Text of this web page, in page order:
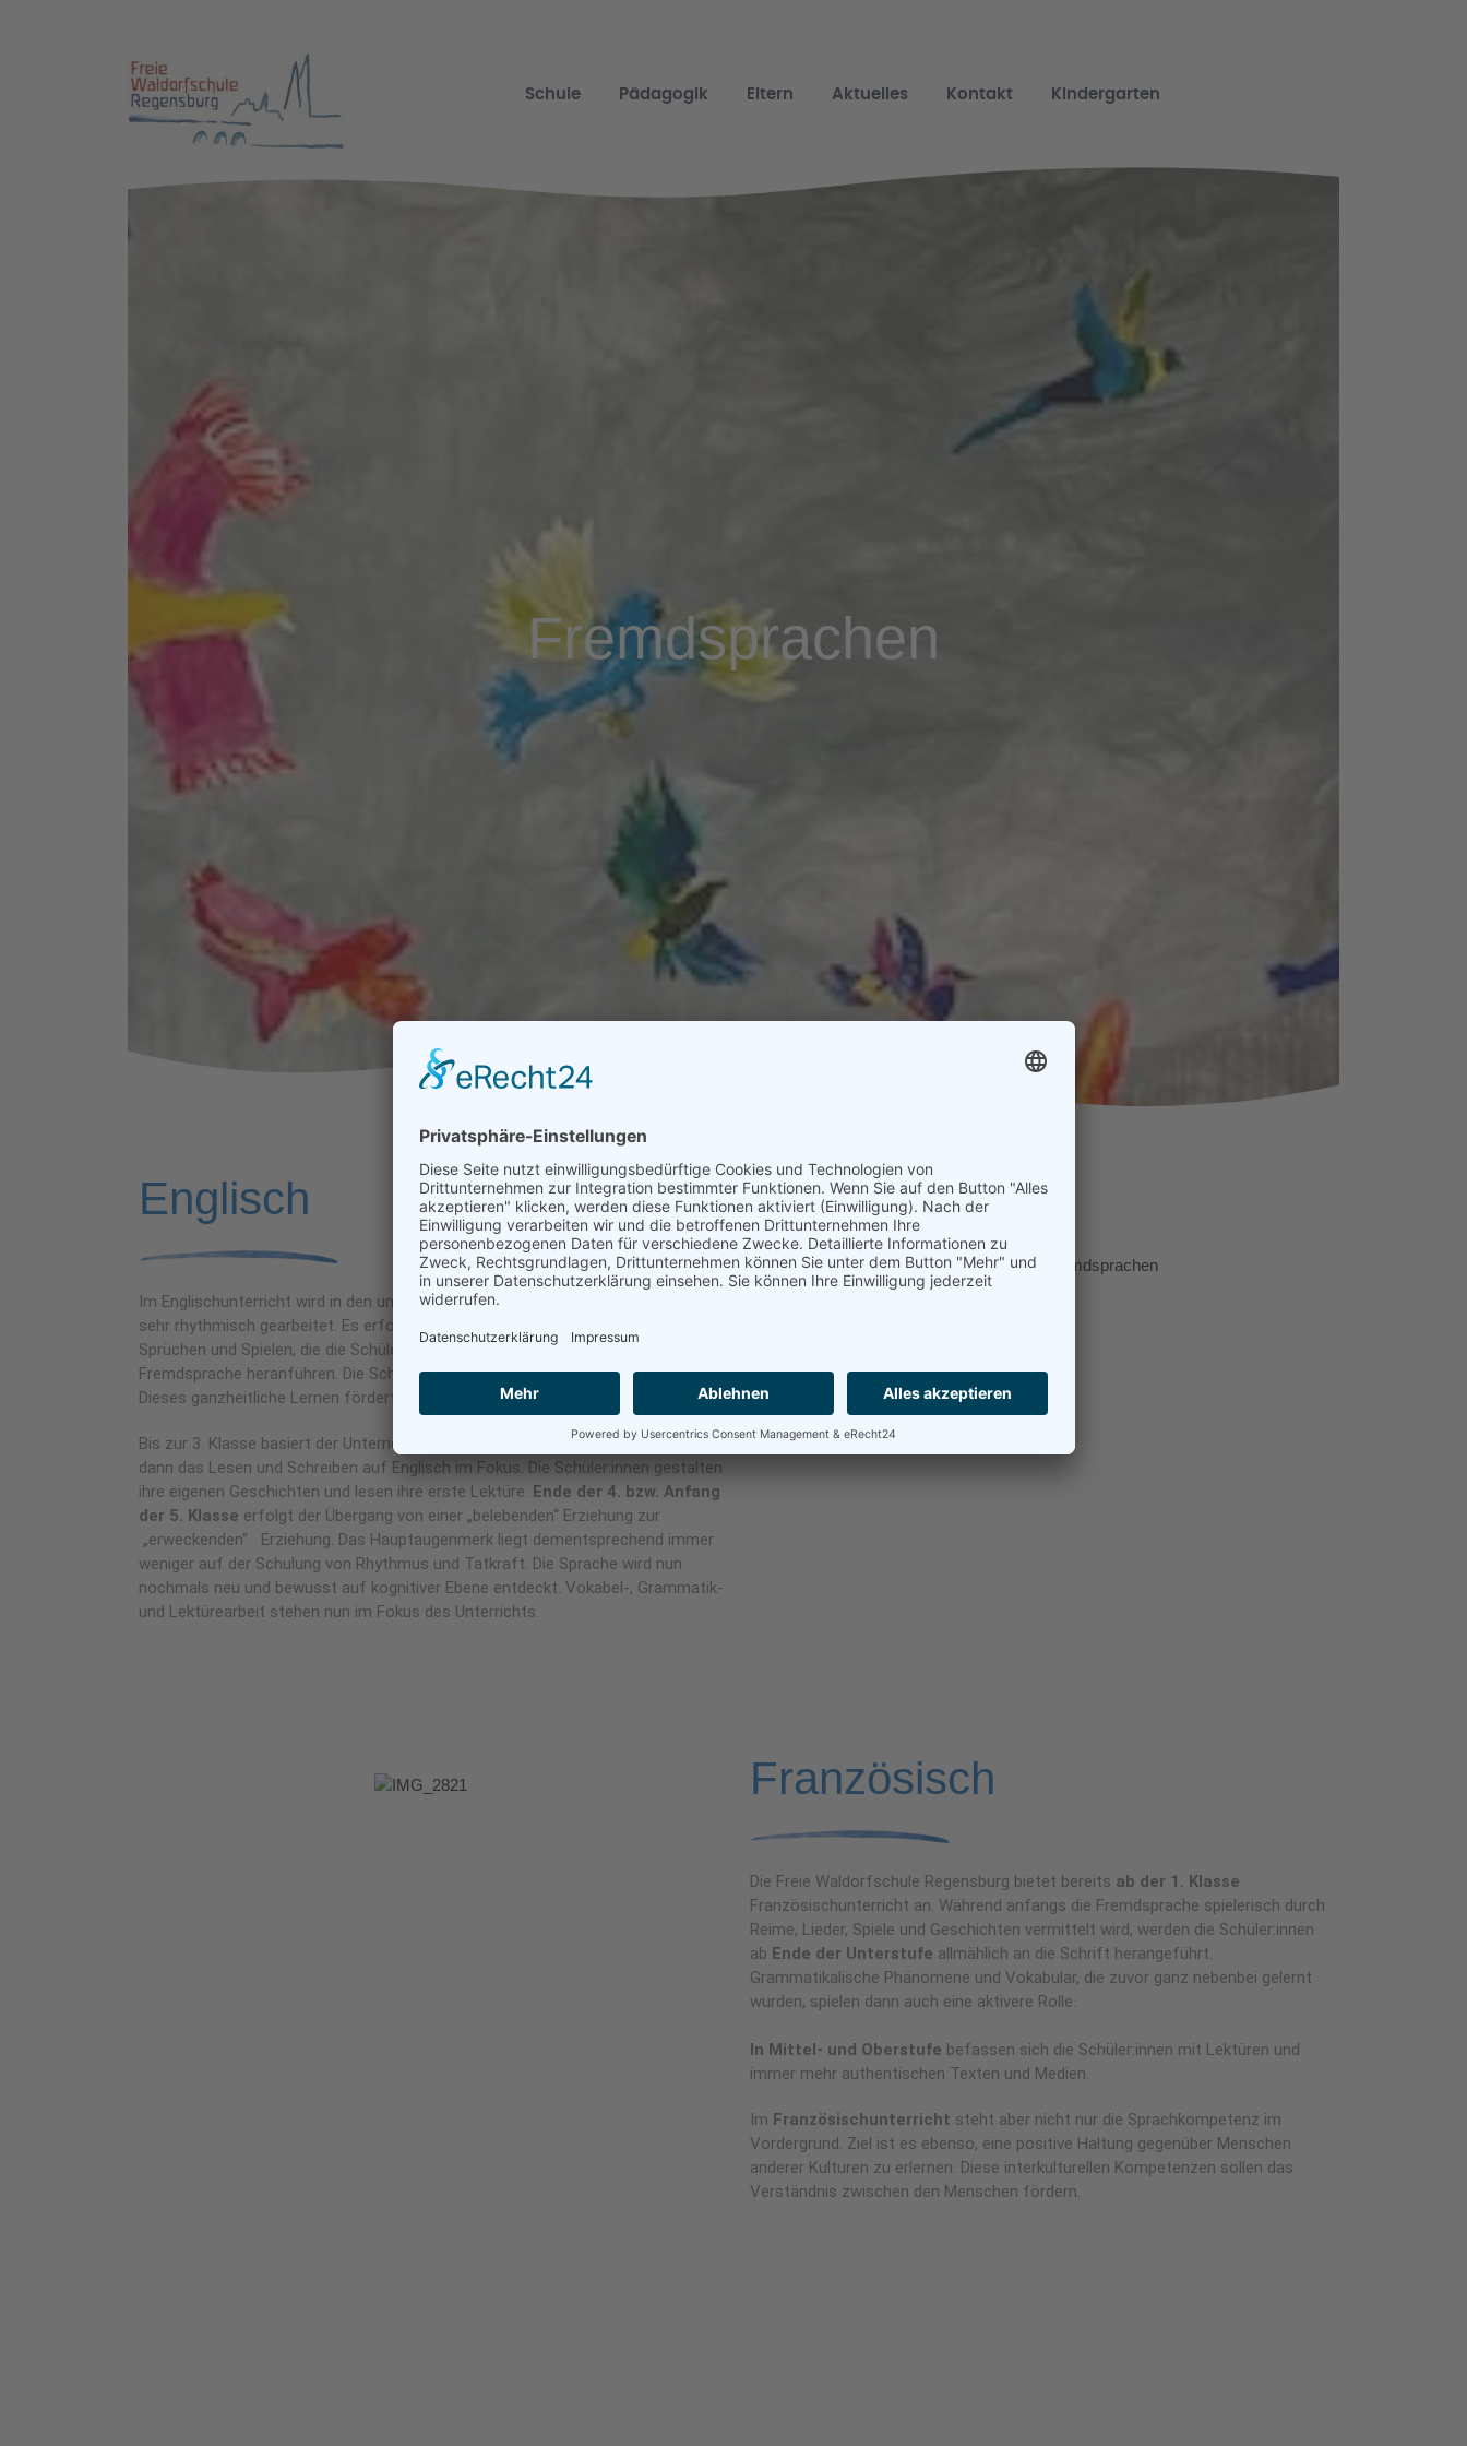
Schule Pädagogik Eltern Aktuelles Kontakt Kindergarten
Fremdsprachen
Englisch
Im Englischunterricht wird in den unteren Jahrgangsstufen
sehr rhythmisch gearbeitet. Es erfolgt ein fließender Ablauf von Liedern, Reimen,
Sprüchen und Spielen, die die Schüler:innen auf natürliche Art und Weise an die
Fremdsprache heranführen. Die Schüler:innen lernen dabei mit dem ganzen Körper.
Dieses ganzheitliche Lernen fördert die abstrakte und kreative Denkfähigkeit.
Bis zur 3. Klasse basiert der Unterricht auf Mündlichkeit. In der4. Klassesteht
dann das Lesen und Schreiben auf Englisch im Fokus. Die Schüler:innen gestalten
ihre eigenen Geschichten und lesen ihre erste Lektüre. Ende der 4. bzw. Anfang
der 5. Klasse erfolgt der Übergang von einer „belebenden“ Erziehung zur
„erweckenden“ Erziehung. Das Hauptaugenmerk liegt dementsprechend immer
weniger auf der Schulung von Rhythmus und Tatkraft. Die Sprache wird nun
nochmals neu und bewusst auf kognitiver Ebene entdeckt. Vokabel-, Grammatik-
und Lektürearbeit stehen nun im Fokus des Unterrichts.
Französisch
Die Freie Waldorfschule Regensburg bietet bereits ab der 1. Klasse
Französischunterricht an. Während anfangs die Fremdsprache spielerisch durch
Reime, Lieder, Spiele und Geschichten vermittelt wird, werden die Schüler:innen
ab Ende der Unterstufe allmählich an die Schrift herangeführt.
Grammatikalische Phänomene und Vokabular, die zuvor ganz nebenbei gelernt
wurden, spielen dann auch eine aktivere Rolle.
In Mittel- und Oberstufe befassen sich die Schüler:innen mit Lektüren und
immer mehr authentischen Texten und Medien.
Im Französischunterricht steht aber nicht nur die Sprachkompetenz im
Vordergrund. Ziel ist es ebenso, eine positive Haltung gegenüber Menschen
anderer Kulturen zu erlernen. Diese interkulturellen Kompetenzen sollen das
Verständnis zwischen den Menschen fördern.